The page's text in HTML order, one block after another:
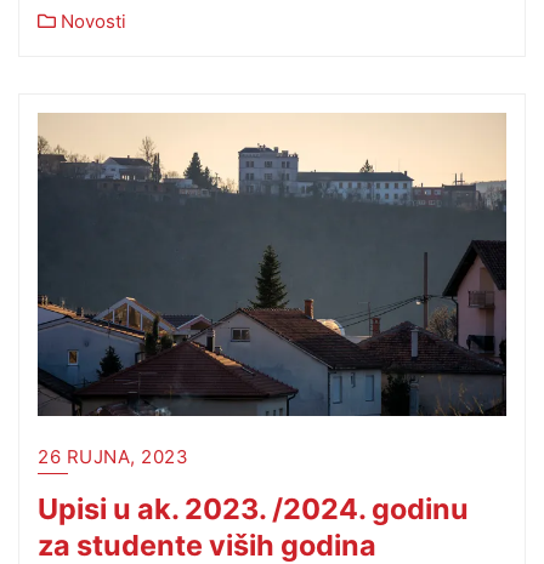
Novosti
26 RUJNA, 2023
Upisi u ak. 2023. /2024. godinu
za studente viših godina